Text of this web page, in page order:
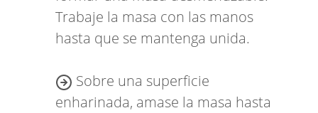
Trabaje la masa con las manos
hasta que se mantenga unida.
Sobre una superficie
enharinada, amase la masa hasta